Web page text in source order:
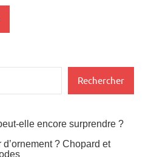
Rechercher
elle encore surprendre ?
? Chopard et